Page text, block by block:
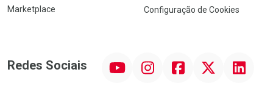
Marketplace
Configuração de Cookies
Redes Sociais InstagramFacebookTwitter Linkedin